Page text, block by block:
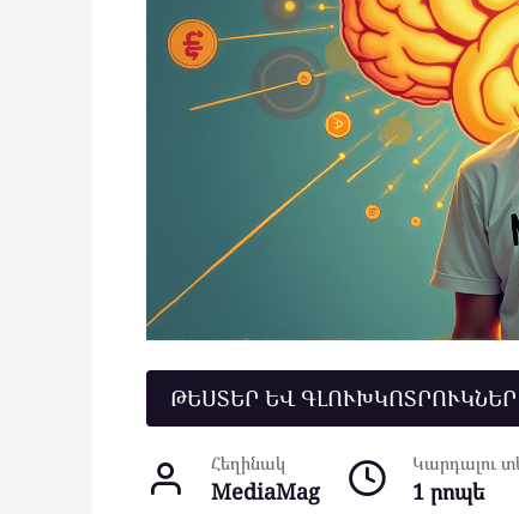
ԹԵՍՏԵՐ ԵՎ ԳԼՈՒԽԿՈՏՐՈՒԿՆԵՐ
Հեղինակ
MediaMag
Կարդալու
1 րոպե